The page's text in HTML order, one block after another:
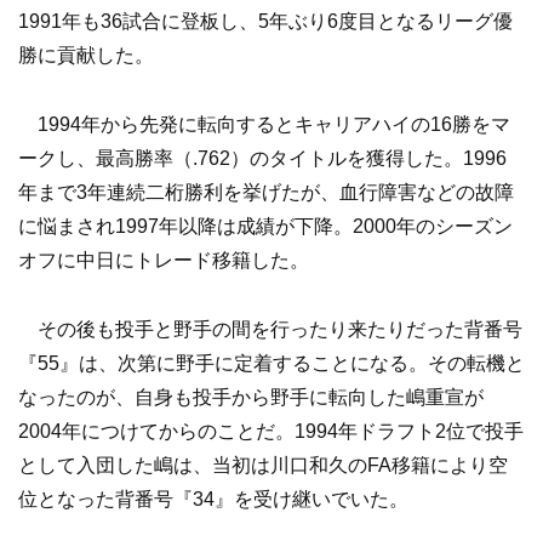
1991年も36試合に登板し、5年ぶり6度目となるリーグ優
勝に貢献した。
1994年から先発に転向するとキャリアハイの16勝をマ
ークし、最高勝率（.762）のタイトルを獲得した。1996
年まで3年連続二桁勝利を挙げたが、血行障害などの故障
に悩まされ1997年以降は成績が下降。2000年のシーズン
オフに中日にトレード移籍した。
その後も投手と野手の間を行ったり来たりだった背番号
『55』は、次第に野手に定着することになる。その転機と
なったのが、自身も投手から野手に転向した嶋重宣が
2004年につけてからのことだ。1994年ドラフト2位で投手
として入団した嶋は、当初は川口和久のFA移籍により空
位となった背番号『34』を受け継いでいた。